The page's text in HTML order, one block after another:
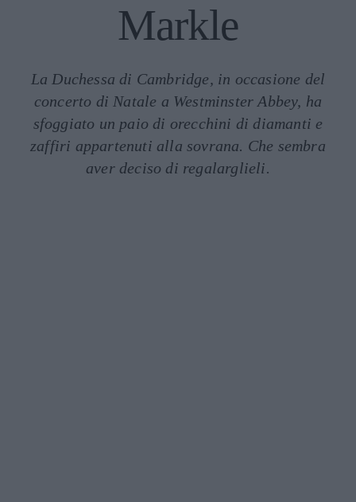
Markle
La Duchessa di Cambridge, in occasione del
concerto di Natale a Westminster Abbey, ha
sfoggiato un paio di orecchini di diamanti e
zaffiri appartenuti alla sovrana. Che sembra
aver deciso di regalarglieli.